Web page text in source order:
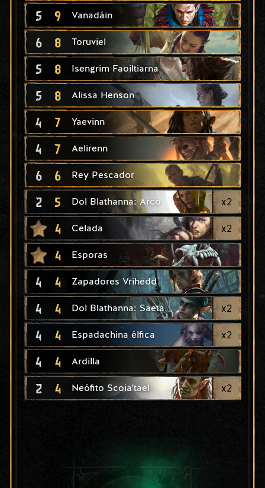
5 9 Vanadáin
6 8 Toruviel
5 8 Isengrim Faoiltiarna
5 8 Alissa Henson
4 7 Yaevinn
4 7 Aelirenn
6 6 Rey Pescador
2 5 Dol Blathanna: Arco x2
4 Celada x2
4 Esporas
4 4 Zapadores Vrihedd
4 4 Dol Blathanna: Saeta x2
4 4 Espadachina élfica x2
4 4 Ardilla
2 4 Neófito Scoia'tael x2